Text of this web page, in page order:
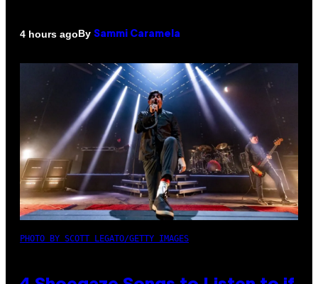
4 hours agoBy Sammi Caramela
PHOTO BY SCOTT LEGATO/GETTY IMAGES